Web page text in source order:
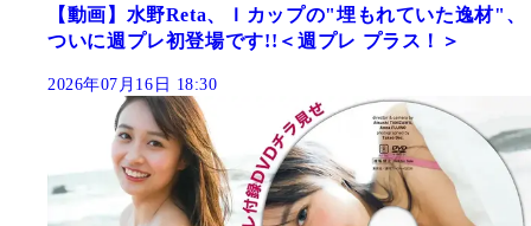
【動画】水野Reta、Ｉカップの"埋もれていた逸材"、
ついに週プレ初登場です!!＜週プレ プラス！＞
2026年07月16日 18:30